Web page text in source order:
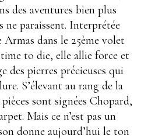
des aventures bien plus
ne paraissent. Interprétée
dans le 25ème volet
to die, elle allie force et
des pierres précieuses qui
S’élevant au rang de la
sont signées Chopard,
Mais ce n’est pas un
donne aujourd’hui le ton